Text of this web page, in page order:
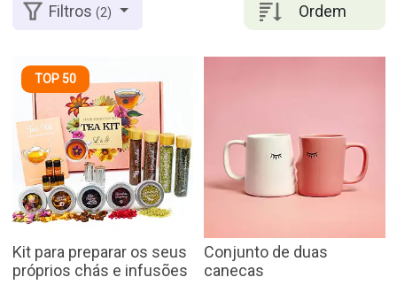
Ordem
Filtros(2)
TOP 50
Kit para preparar os seus
próprios chás e infusões
Conjunto de duas
canecas